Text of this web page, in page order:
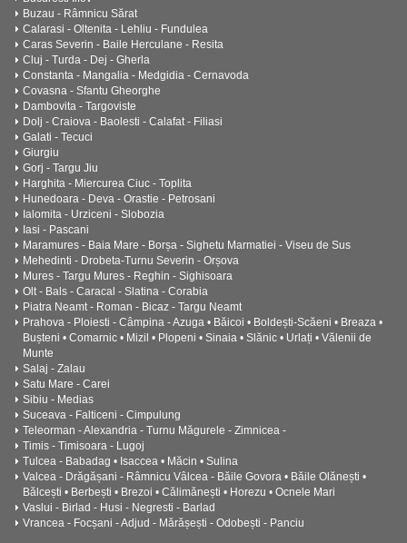
Buzau - Râmnicu Sărat
Calarasi - Oltenita - Lehliu - Fundulea
Caras Severin - Baile Herculane - Resita
Cluj - Turda - Dej - Gherla
Constanta - Mangalia - Medgidia - Cernavoda
Covasna - Sfantu Gheorghe
Dambovita - Targoviste
Dolj - Craiova - Baolesti - Calafat - Filiasi
Galati - Tecuci
Giurgiu
Gorj - Targu Jiu
Harghita - Miercurea Ciuc - Toplita
Hunedoara - Deva - Orastie - Petrosani
Ialomita - Urziceni - Slobozia
Iasi - Pascani
Maramures - Baia Mare - Borșa - Sighetu Marmatiei - Viseu de Sus
Mehedinti - Drobeta-Turnu Severin - Orșova
Mures - Targu Mures - Reghin - Sighisoara
Olt - Bals - Caracal - Slatina - Corabia
Piatra Neamt - Roman - Bicaz - Targu Neamt
Prahova - Ploiesti - Câmpina - Azuga • Băicoi • Boldești-Scăeni • Breaza •
Bușteni • Comarnic • Mizil • Plopeni • Sinaia • Slănic • Urlați • Vălenii de
Munte
Salaj - Zalau
Satu Mare - Carei
Sibiu - Medias
Suceava - Falticeni - Cimpulung
Teleorman - Alexandria - Turnu Măgurele - Zimnicea -
Timis - Timisoara - Lugoj
Tulcea - Babadag • Isaccea • Măcin • Sulina
Valcea - Drăgășani - Râmnicu Vâlcea - Băile Govora • Băile Olănești •
Bălcești • Berbești • Brezoi • Călimănești • Horezu • Ocnele Mari
Vaslui - Birlad - Husi - Negresti - Barlad
Vrancea - Focșani - Adjud - Mărășești - Odobești - Panciu